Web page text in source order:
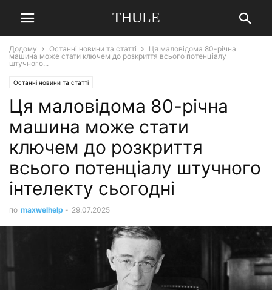
THULE
Додому Останні новини та статті
Ця маловідома 80-річна
машина може стати ключем до розкриття всього потенціалу
штучного...
Останні новини та статті
Ця маловідома 80-річна
машина може стати
ключем до розкриття
всього потенціалу штучного
інтелекту сьогодні
по maxwelhelp - 29.07.2025